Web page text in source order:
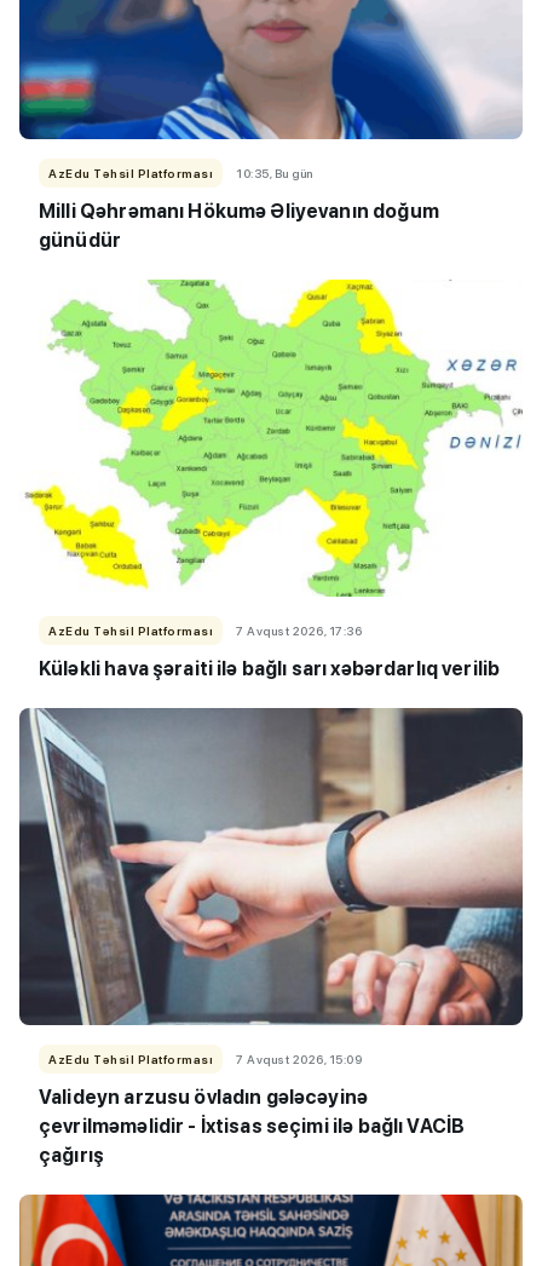
AzEdu Təhsil Platforması 10:35, Bu gün
Milli Qəhrəmanı Hökumə Əliyevanın doğum
günüdür
AzEdu Təhsil Platforması 7 Avqust 2026, 17:36
Küləkli hava şəraiti ilə bağlı sarı xəbərdarlıq verilib
AzEdu Təhsil Platforması 7 Avqust 2026, 15:09
Valideyn arzusu övladın gələcəyinə
çevrilməməlidir - İxtisas seçimi ilə bağlı VACİB
çağırış